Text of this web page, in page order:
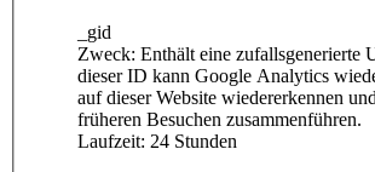
_gid
Zweck: Enthält eine zufallsgenerierte
dieser ID kann Google Analytics
auf dieser Website wiedererkennen
früheren Besuchen zusammenführen.
Laufzeit: 24 Stunden